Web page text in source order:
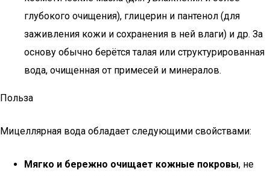
глубокого очищения), глицерин и пантенол (для
заживления кожи и сохранения в ней влаги) и др. За
основу обычно берётся талая или структурированная
вода, очищенная от примесей и минералов.
Польза
Мицеллярная вода обладает следующими свойствами:
Мягко и бережно очищает кожные покровы, не